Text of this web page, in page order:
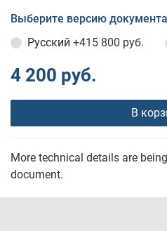
Выберите версию
Русский +415 800 руб.
4 200 руб.
В
More technical details are
document.